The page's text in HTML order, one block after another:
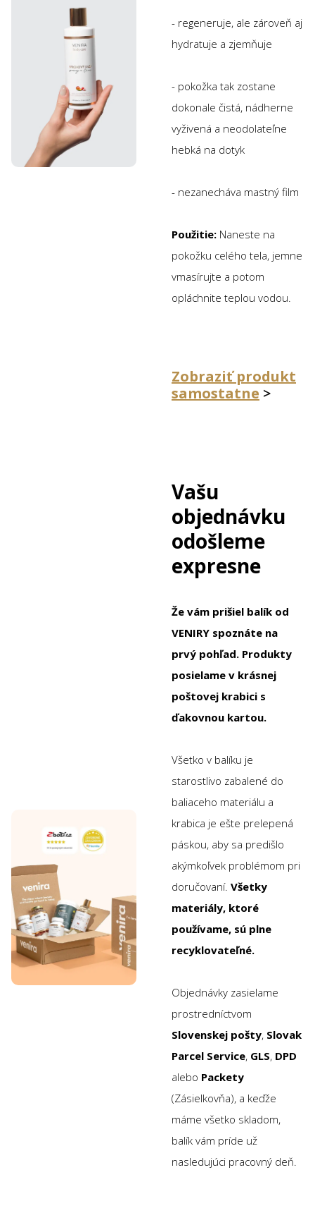
- regeneruje, ale zároveň aj
hydratuje a zjemňuje
- pokožka tak zostane
dokonale čistá, nádherne
vyživená a neodolateľne
hebká na dotyk
- nezanecháva mastný film
Použitie: Naneste na
pokožku celého tela, jemne
vmasírujte a potom
opláchnite teplou vodou.
Zobraziť produkt
samostatne >
Vašu
objednávku
odošleme
expresne
Že vám prišiel balík od
VENIRY spoznáte na
prvý pohľad. Produkty
posielame v krásnej
poštovej krabici s
ďakovnou kartou.
Všetko v balíku je
starostlivo zabalené do
baliaceho materiálu a
krabica je ešte prelepená
páskou, aby sa predišlo
akýmkoľvek problémom pri
doručovaní. Všetky
materiály, ktoré
používame, sú plne
recyklovateľné.
Objednávky zasielame
prostredníctvom
Slovenskej pošty, Slovak
Parcel Service, GLS, DPD
alebo Packety
(Zásielkovňa), a keďže
máme všetko skladom,
balík vám príde už
nasledujúci pracovný deň.